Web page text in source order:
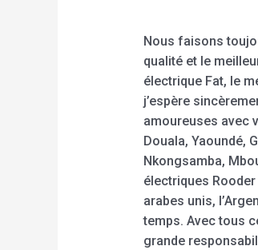
Nous faisons
qualité et le
électrique Fat, le
j’espère
amoureuses avec
Douala, Yaoundé,
Nkongsamba,
électriques
arabes unis,
temps. Avec tous
grande